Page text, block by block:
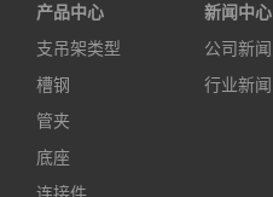
产品中心
支吊架类型
槽钢
管夹
底座
新闻中心
公司新闻
行业新闻